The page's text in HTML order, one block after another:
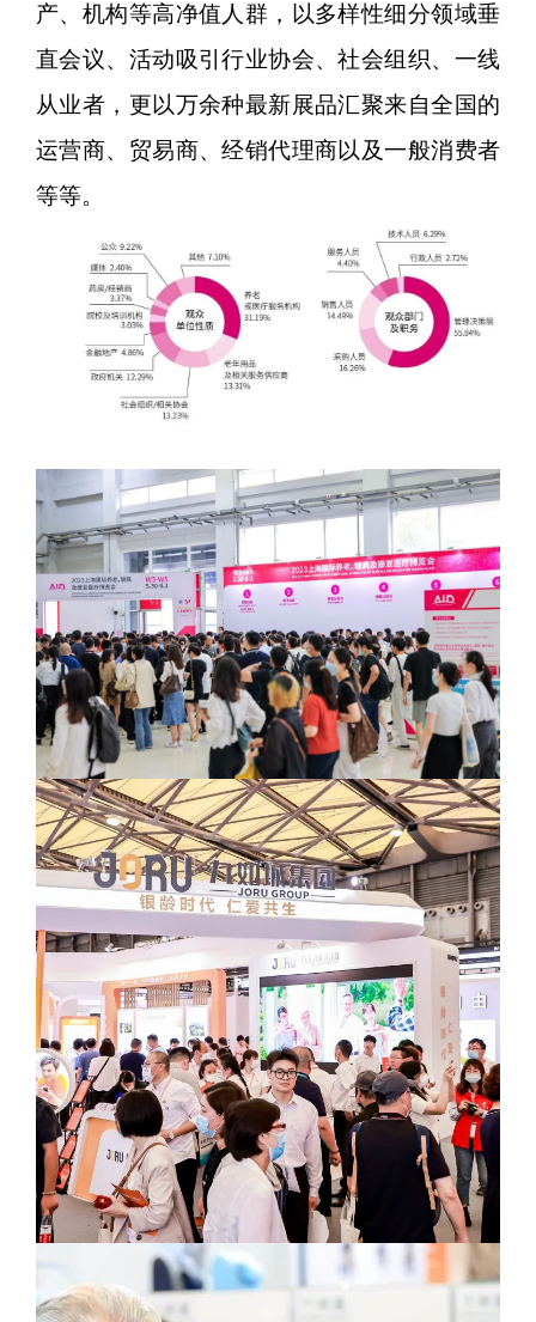
产、机构等高净值人群，以多样性细分领域垂
直会议、活动吸引行业协会、社会组织、一线
从业者，更以万余种最新展品汇聚来自全国的
运营商、贸易商、经销代理商以及一般消费者
等等。